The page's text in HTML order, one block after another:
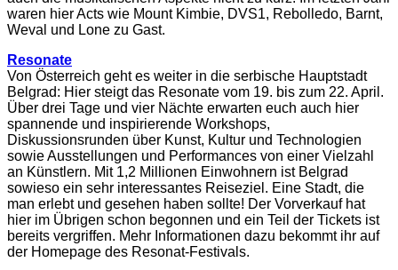
waren hier Acts wie Mount Kimbie, DVS1, Rebolledo, Barnt,
Weval und Lone zu Gast.
Resonate
Von Österreich geht es weiter in die serbische Hauptstadt
Belgrad: Hier steigt das Resonate vom 19. bis zum 22. April.
Über drei Tage und vier Nächte erwarten euch auch hier
spannende und inspirierende Workshops,
Diskussionsrunden über Kunst, Kultur und Technologien
sowie Ausstellungen und Performances von einer Vielzahl
an Künstlern. Mit 1,2 Millionen Einwohnern ist Belgrad
sowieso ein sehr interessantes Reiseziel. Eine Stadt, die
man erlebt und gesehen haben sollte! Der Vorverkauf hat
hier im Übrigen schon begonnen und ein Teil der Tickets ist
bereits vergriffen. Mehr Informationen dazu bekommt ihr auf
der Homepage des Resonat-Festivals.